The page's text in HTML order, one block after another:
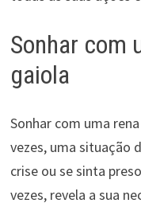
Sonhar com
gaiola
Sonhar com uma
vezes, uma situação
crise ou se sinta
vezes, revela a sua